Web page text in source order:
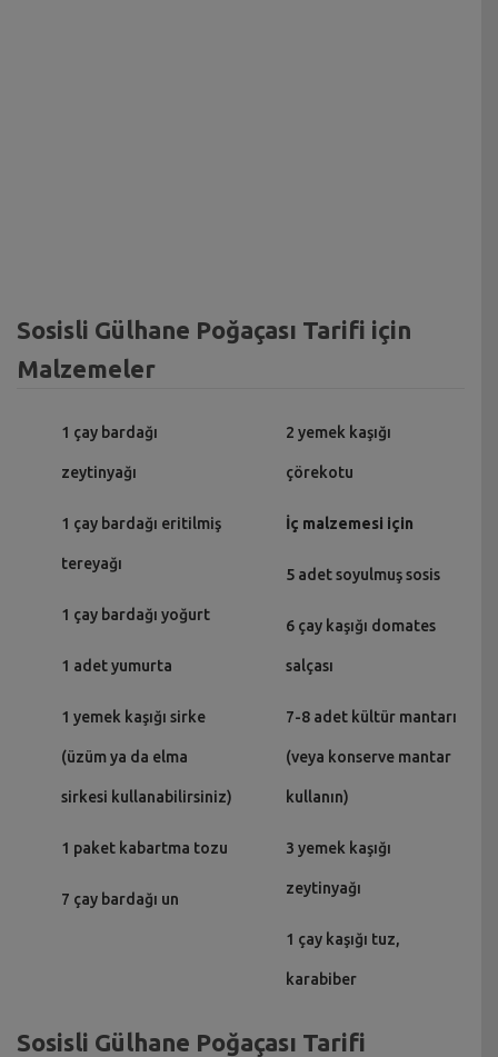
Sosisli Gülhane Poğaçası Tarifi için
Malzemeler
1 çay bardağı
zeytinyağı
1 çay bardağı eritilmiş
tereyağı
1 çay bardağı yoğurt
1 adet yumurta
1 yemek kaşığı sirke
(üzüm ya da elma
sirkesi kullanabilirsiniz)
1 paket kabartma tozu
7 çay bardağı un
2 yemek kaşığı
çörekotu
İç malzemesi için
5 adet soyulmuş sosis
6 çay kaşığı domates
salçası
7-8 adet kültür mantarı
(veya konserve mantar
kullanın)
3 yemek kaşığı
zeytinyağı
1 çay kaşığı tuz,
karabiber
Sosisli Gülhane Poğaçası Tarifi